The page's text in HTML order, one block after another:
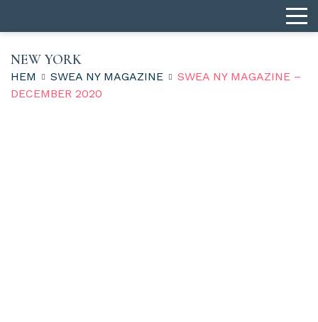
NEW YORK
HEM SWEA NY MAGAZINE
SWEA NY MAGAZINE –
DECEMBER 2020